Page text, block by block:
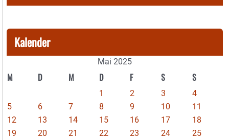
Kalender
Mai 2025
M D M D F S S
1 2 3
4
5
6 7 8 9 10
11
12
13 14 15 16 17
18
19
20 21 22 23 24
25